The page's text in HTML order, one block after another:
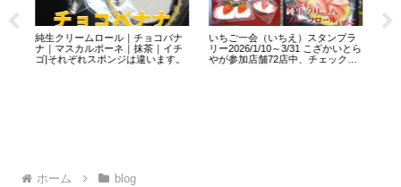
純生クリームロール｜チョコバナ
ナ｜マスカルポーネ｜抹茶｜イチ
ゴ|それぞれスポンジは違います。
いちご一会（いちえ）スタンプラ
リー2026/1/10～3/31 こざかいとら
やが参加店舗72店中、チェックイ
ホーム blog